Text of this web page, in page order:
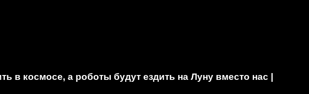
космосе, а роботы будут ездить на Луну вместо нас |